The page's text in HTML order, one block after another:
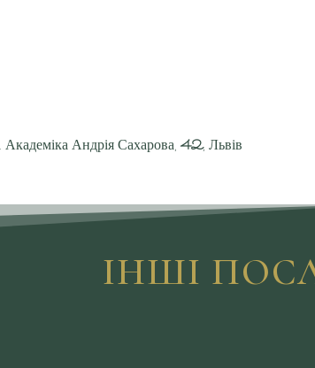
Академіка Андрія Сахарова, 42, Львів
ІНШІ